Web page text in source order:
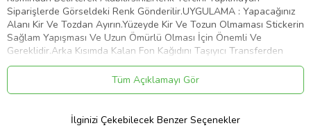
Siparişlerde Görseldeki Renk Gönderilir.UYGULAMA : Yapacağınız
Alanı Kir Ve Tozdan Ayırın.Yüzeyde Kir Ve Tozun Olmaması Stickerin
Sağlam Yapışması Ve Uzun Ömürlü Olması İçin Önemli Ve
Gereklidir.Arka Kısımda Kalan Fon Kağıdını Taşıyıcı Transferden
Dikkatlice Ayırın.Bu İşlemi Yaparken Stickerin Tüm Parçalarının
Taşıyıcıya Geçtiğinden Emin Olun.Taşıyıcı Transferi Belirlemiş
Olduğunuz Yüzeye Üstten Başlayarak Plastik Bir Kart İle Bastırıp
Transferin Üzerinden Desene Baskı Yaparak Stickerin Düzeye
Tüm Açıklamayı Gör
İlginizi Çekebilecek Benzer Seçenekler